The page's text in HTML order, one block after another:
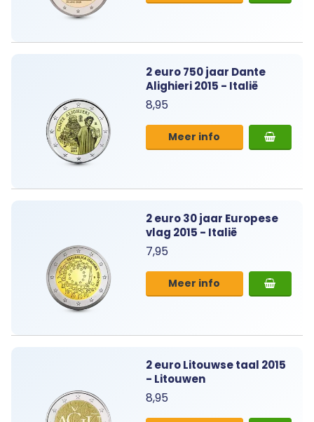
2 euro 750 jaar Dante
Alighieri 2015 - Italië
8,95
Meer info
2 euro 30 jaar Europese
vlag 2015 - Italië
7,95
Meer info
2 euro Litouwse taal 2015
- Litouwen
8,95